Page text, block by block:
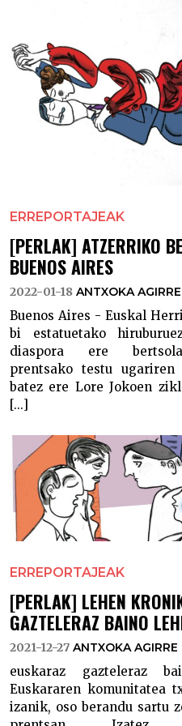
ERREPORTAJEAK
[PERLAK] ATZERRIKO
BUENOS AIRES
2022-01-18 ANTXOKA AGIRRE
Buenos Aires - Euskal
bi estatuetako
diaspora ere
prentsako testu
batez ere Lore Jokoen
[...]
ERREPORTAJEAK
[PERLAK] LEHEN
GAZTELERAZ BAINO
2021-12-27 ANTXOKA AGIRRE
euskaraz gazteleraz
Euskararen komunitatea
izanik, oso berandu sartu